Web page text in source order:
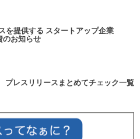
を提供する スタートアップ企業
のお知らせ
プレスリリースまとめてチェック一覧